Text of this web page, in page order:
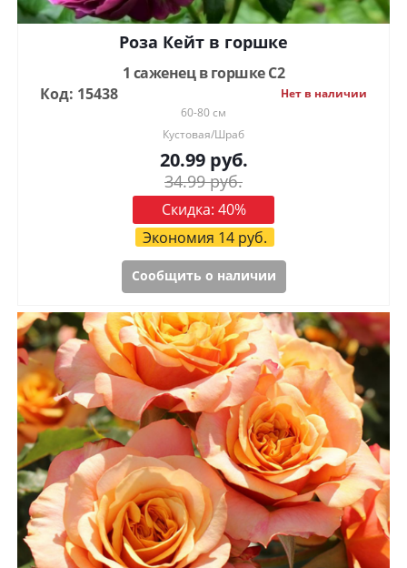
Роза Кейт в горшке
1 саженец в горшке С2
Код: 15438
Нет в наличии
60-80 см
Кустовая/Шраб
20.99руб.
34.99руб.
Скидка: 40%
Экономия 14 руб.
Сообщить о наличии